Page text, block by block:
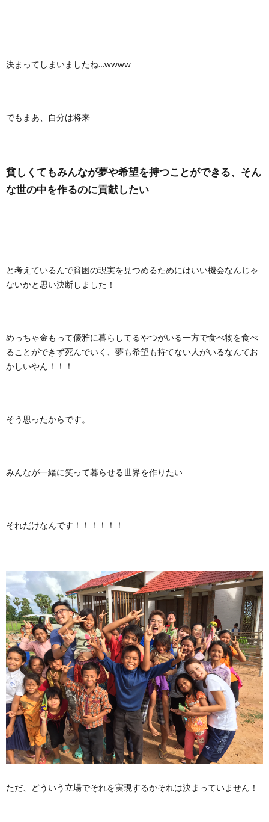
決まってしまいましたね…wwww
でもまあ、自分は将来
貧しくてもみんなが夢や希望を持つことができる、そん
な世の中を作るのに貢献したい
と考えているんで貧困の現実を見つめるためにはいい機会なんじゃ
ないかと思い決断しました！
めっちゃ金もって優雅に暮らしてるやつがいる一方で食べ物を食べ
ることができず死んでいく、夢も希望も持てない人がいるなんてお
かしいやん！！！
そう思ったからです。
みんなが一緒に笑って暮らせる世界を作りたい
それだけなんです！！！！！！
ただ、どういう立場でそれを実現するかそれは決まっていません！